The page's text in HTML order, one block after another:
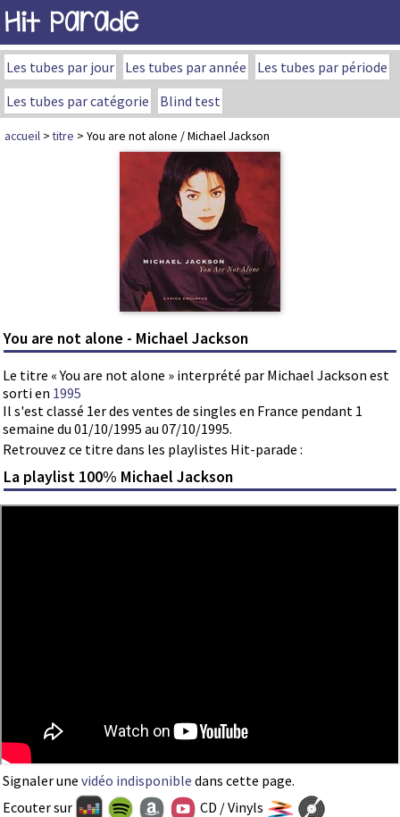
Hit Parade
Les tubes par jour Les tubes par année
Les tubes par période
Les tubes par catégorie
Blind test
accueil >titre > You are not alone / Michael Jackson
You are not alone - Michael Jackson
Le titre « You are not alone » interprété par Michael Jackson est
sorti en 1995
Il s'est classé 1er des ventes de singles en France pendant 1
semaine du 01/10/1995 au 07/10/1995.
Retrouvez ce titre dans les playlistes Hit-parade :
La playlist 100% Michael Jackson
Signaler une vidéo indisponible dans cette page.
Ecouter sur
CD / Vinyls